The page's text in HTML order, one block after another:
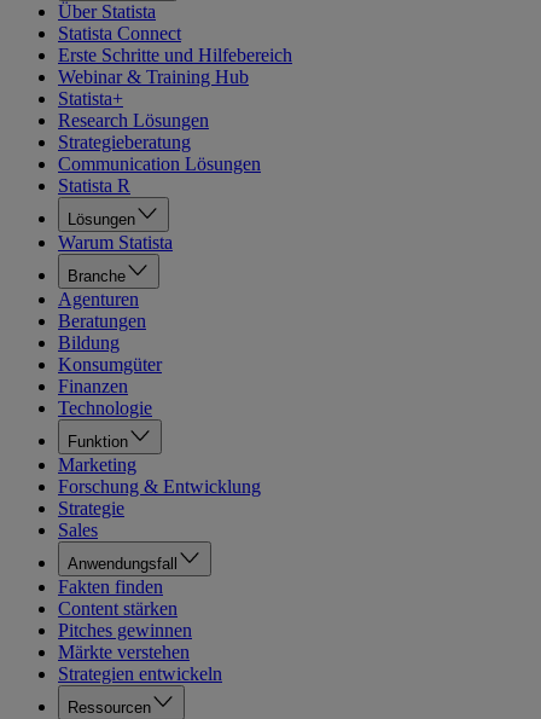
Über Statista
Statista Connect
Erste Schritte und Hilfebereich
Webinar & Training Hub
Statista+
Research Lösungen
Strategieberatung
Communication Lösungen
Statista R
Lösungen
Warum Statista
Branche
Agenturen
Beratungen
Bildung
Konsumgüter
Finanzen
Technologie
Funktion
Marketing
Forschung & Entwicklung
Strategie
Sales
Anwendungsfall
Fakten finden
Content stärken
Pitches gewinnen
Märkte verstehen
Strategien entwickeln
Ressourcen